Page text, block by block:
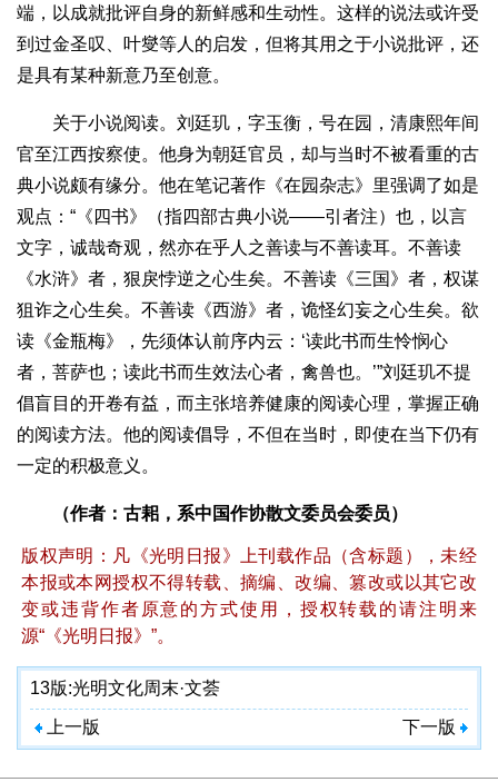
端，以成就批评自身的新鲜感和生动性。这样的说法或许受
到过金圣叹、叶燮等人的启发，但将其用之于小说批评，还
是具有某种新意乃至创意。
关于小说阅读。刘廷玑，字玉衡，号在园，清康熙年间
官至江西按察使。他身为朝廷官员，却与当时不被看重的古
典小说颇有缘分。他在笔记著作《在园杂志》里强调了如是
观点：“《四书》（指四部古典小说——引者注）也，以言
文字，诚哉奇观，然亦在乎人之善读与不善读耳。不善读
《水浒》者，狠戾悖逆之心生矣。不善读《三国》者，权谋
狙诈之心生矣。不善读《西游》者，诡怪幻妄之心生矣。欲
读《金瓶梅》，先须体认前序内云：‘读此书而生怜悯心
者，菩萨也；读此书而生效法心者，禽兽也。’”刘廷玑不提
倡盲目的开卷有益，而主张培养健康的阅读心理，掌握正确
的阅读方法。他的阅读倡导，不但在当时，即使在当下仍有
一定的积极意义。
（作者：古耜，系中国作协散文委员会委员）
版权声明：凡《光明日报》上刊载作品（含标题），未经
本报或本网授权不得转载、摘编、改编、篡改或以其它改
变或违背作者原意的方式使用，授权转载的请注明来
源“《光明日报》”。
13版:光明文化周末·文荟
上一版 下一版